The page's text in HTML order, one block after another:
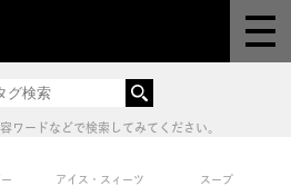
＆講座
の機能
ワードなどで検索してみてください。
アイス・スィーツ スープ